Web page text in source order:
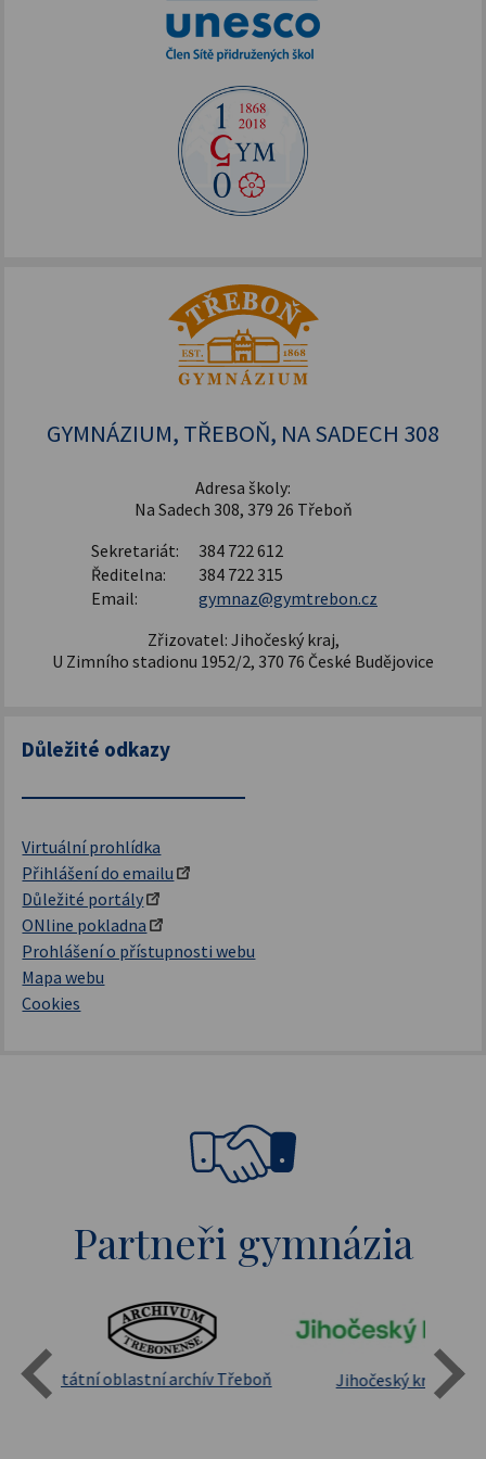
GYMNÁZIUM, TŘEBOŇ, NA SADECH 308
Adresa školy:
Na Sadech 308, 379 26 Třeboň
Sekretariát:
384 722 612
Ředitelna:
384 722 315
Email:
gymnaz@gymtrebon.cz
Zřizovatel: Jihočeský kraj,
U Zimního stadionu 1952/2, 370 76 České Budějovice
Důležité odkazy
Virtuální prohlídka
Přihlášení do emailu
Důležité portály
ONline pokladna
Prohlášení o přístupnosti webu
Mapa webu
Cookies
Partneři gymnázia
Státní oblastní archív Třeboň Jihočeský kraj